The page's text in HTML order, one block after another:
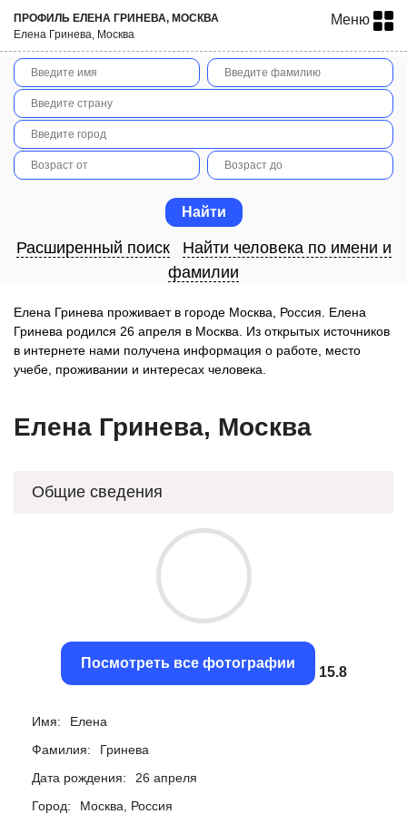
ПРОФИЛЬ ЕЛЕНА ГРИНЕВА, МОСКВА
Елена Гринева, Москва
Меню
Расширенный поиск
Найти человека по имени и
фамилии
Елена Гринева проживает в городе Москва, Россия. Елена
Гринева родился 26 апреля в Москва. Из открытых источников
в интернете нами получена информация о работе, место
учебе, проживании и интересах человека.
Елена Гринева, Москва
Общие сведения
Посмотреть все фотографии
15.49
Имя:
Елена
Фамилия:
Гринева
Дата рождения:
26 апреля
Город:
Москва, Россия